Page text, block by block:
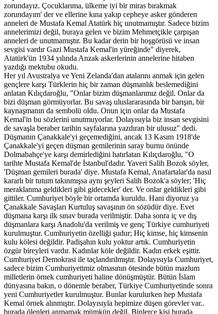
zorundayız. Çocuklarıma, ülkeme iyi bir miras bırakmak
zorundayım' der ve ellerine kına yakıp cepheye asker gönderen
anneleri de Mustafa Kemal Atatürk hiç unutmamıştır. Sadece bizim
annelerimizi değil, buraya gelen ve bizim Mehmetçikle çarpışan
anneleri de unutmamıştır. Bu kadar derin bir hoşgörüsü ve insan
sevgisi vardır Gazi Mustafa Kemal'in yüreğinde" diyerek,
Atatürk'ün 1934 yılında Anzak askerlerinin annelerine hitaben
yazdığı mektubu okudu.
Her yıl Avustralya ve Yeni Zelanda'dan atalarını anmak için gelen
gençlere karşı Türklerin hiç bir zaman düşmanlık beslemediğini
anlatan Kılıçdaroğlu, "Onlar bizim düşmanlarımız değil. Onlar da
bizi düşman görmüyorlar. Bu savaş uluslararasında bir barışın, bir
kaynaşmanın da sembolü oldu. Onun için onlar da Mustafa
Kemal'in bu sözlerini unutmuyorlar. Dolayısıyla biz insan sevgisini
de savaşla beraber tarihin sayfalarına yazdıran bir ulusuz" dedi.
Düşmanın Çanakkale'yi geçemediğini, ancak 13 Kasım 1918'de
Çanakkale'yi geçen düşman gemilerinin saray burnu önünde
Dolmabahçe'ye karşı demirlediğini hatırlatan Kılıçdaroğlu, "O
tarihte Mustafa Kemal'de İstanbul'dadır. Yaveri Salih Bozok söyler,
'Düşman gemileri burada' diye. Mustafa Kemal, Anafartalar'da nasıl
kararlı bir tutum takınmışsa aynı şeyleri Salih Bozok'a söyler; 'Hiç
meraklanma geldikleri gibi gidecekler' der. Ve onlar geldikleri gibi
gittiler. Cumhuriyet böyle bir ortamda kuruldu. Hani diyoruz ya
Çanakkale Savaşları Kurtuluş savaşının ön sözüdür diye. Evet
düşmana karşı ilk sınav burada verilmiştir. Daha sonra iç ve dış
düşmanlara karşı Anadolu'da verilmiş ve genç Türkiye cumhuriyeti
kurulmuştur. Cumhuriyetin özelliği şudur; Hiç kimse, hiç kimsenin
kulu kölesi değildir. Padişahın kulu yoktur artık. Cumhuriyetin
özgür bireyleri vardır. Kadınlar köle değildir. Kadın erkek eşittir.
Cumhuriyet Demokrasi ile taçlandırılmıştır. Dolayısıyla Cumhuriyet,
sadece bizim Cumhuriyetimiz olmasının ötesinde bütün mazlum
milletlerin örnek cumhuriyeti haline dönüşmüştür. Bütün İslam
dünyasına bakın, o dönemle beraber, Türkiye Cumhuriyetinde sonra
yeni Cumhuriyetler kurulmuştur. Bunlar kurulurken hep Mustafa
Kemal örnek alınmıştır. Dolayısıyla hepimize düşen görevler var..
burada ölenleri anmamak mümkün değil. Binlerce kişi burada